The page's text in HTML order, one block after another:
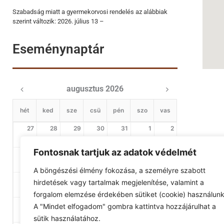
Fontosnak tartjuk az adatok védelmét
A böngészési élmény fokozása, a személyre szabott
hirdetések vagy tartalmak megjelenítése, valamint a
forgalom elemzése érdekében sütiket (cookie)
A "Mindet elfogadom" gombra kattintva hozzájárulhat a
sütik használatához.
Szabadság miatt a gyermekorvosi rendelés az alábbiak
szerint változik: 2026. július 13 –
Eseménynaptár
augusztus 2026
hét ked sze csü pén szo vas
27 28 29 30 31 1 2
4 5 6 7 8 9
11 13
18 19 20 21 22 23